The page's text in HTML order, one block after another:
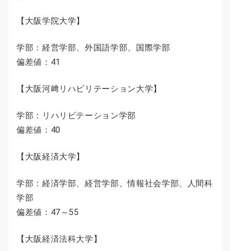
【大阪学院大学】
学部：経営学部、外国語学部、国際学部
偏差値：41
【大阪河﨑リハビリテーション大学】
学部：リハリビテーション学部
偏差値：40
【大阪経済大学】
学部：経済学部、経営学部、情報社会学部、人間科
学部
偏差値：47～55
【大阪経済法科大学】